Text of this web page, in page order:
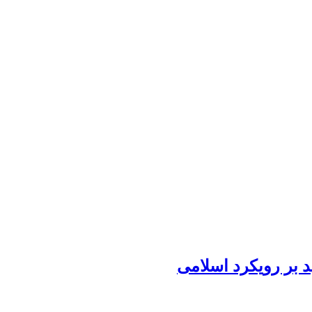
بر رویکرد اسلامی